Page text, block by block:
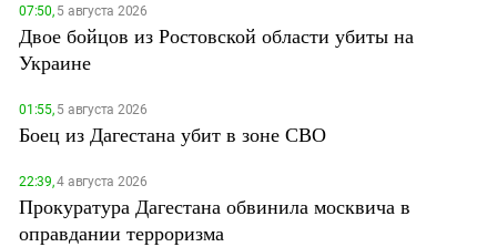
07:50,5 августа 2026
Двое бойцов из Ростовской области убиты на
Украине
01:55,5 августа 2026
Боец из Дагестана убит в зоне СВО
22:39,4 августа 2026
Прокуратура Дагестана обвинила москвича в
оправдании терроризма